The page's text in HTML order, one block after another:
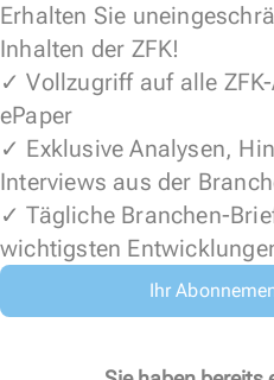
Erhalten Sie
Inhalten der ZFK!
✓ Vollzugriff auf alle
ePaper
✓ Exklusive Analysen,
Interviews aus der
✓ Tägliche Branchen-
wichtigsten
Ihr